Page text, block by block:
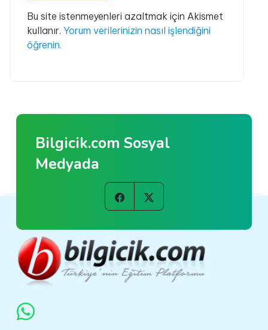
Bu site istenmeyenleri azaltmak için Akismet
kullanır. Yorum verilerinizin nasıl işlendiğini
öğrenin.
Bilgicik.com Sosyal
Medyada